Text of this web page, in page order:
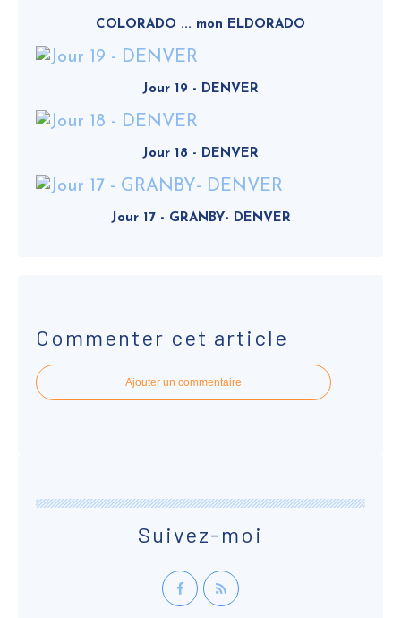
COLORADO ... mon ELDORADO
Jour 19 - DENVER
Jour 18 - DENVER
Jour 17 - GRANBY- DENVER
Commenter cet article
Ajouter un commentaire
Suivez-moi